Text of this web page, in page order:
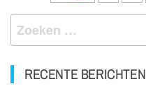
RECENTE BERICHTEN